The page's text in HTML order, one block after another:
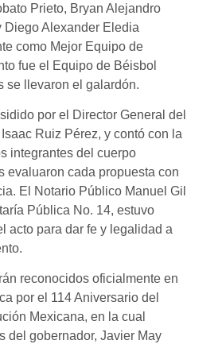
Prieto, Bryan Alejandro
Diego Alexander Eledia
como Mejor Equipo de
fue el Equipo de Béisbol
se llevaron el galardón.
por el Director General del
Isaac Ruiz Pérez, y contó con la
integrantes del cuerpo
evaluaron cada propuesta con
El Notario Público Manuel Gil
Pública No. 14, estuvo
acto para dar fe y legalidad a
reconocidos oficialmente en
por el 114 Aniversario del
Mexicana, en la cual
del gobernador, Javier May